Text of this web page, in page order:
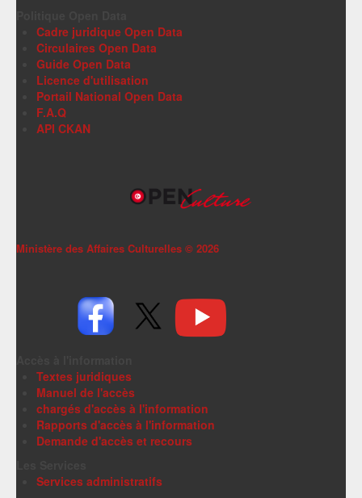
Cadre juridique Open Data
Circulaires Open Data
Guide Open Data
Licence d'utilisation
Portail National Open Data
F.A.Q
API CKAN
Ministère des Affaires Culturelles © 2026
Textes juridiques
Manuel de l'accès
chargés d'accès à l'information
Rapports d'accès à l'information
Demande d'accès et recours
Services administratifs